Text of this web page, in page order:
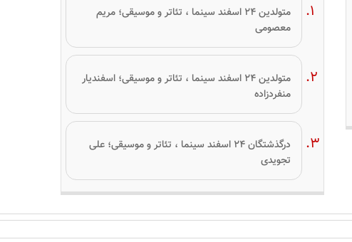
متولدین ۲۴ اسفند سینما ، تئاتر و موسیقی؛ مریم
معصومی
متولدین ۲۴ اسفند سینما ، تئاتر و موسیقی؛ اسفندیار
منفردزاده
درگذشتگان ۲۴ اسفند سینما ، تئاتر و موسیقی؛ علی
تجویدی